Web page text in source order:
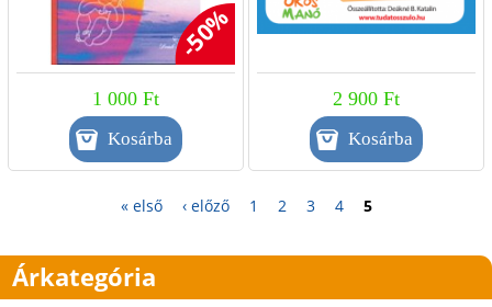
-50%
1 000 Ft 2 900 Ft
« első ‹ előző 1 2 3 4 5
Árkategória